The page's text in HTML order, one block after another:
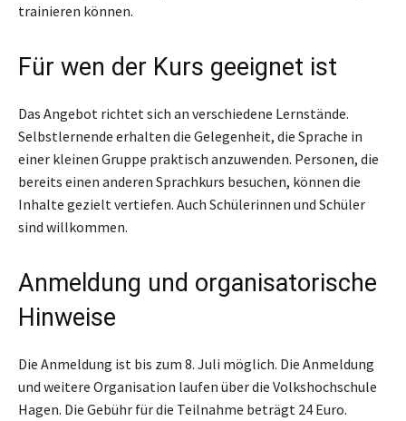
trainieren können.
Für wen der Kurs geeignet ist
Das Angebot richtet sich an verschiedene Lernstände.
Selbstlernende erhalten die Gelegenheit, die Sprache in
einer kleinen Gruppe praktisch anzuwenden. Personen, die
bereits einen anderen Sprachkurs besuchen, können die
Inhalte gezielt vertiefen. Auch Schülerinnen und Schüler
sind willkommen.
Anmeldung und organisatorische
Hinweise
Die Anmeldung ist bis zum 8. Juli möglich. Die Anmeldung
und weitere Organisation laufen über die Volkshochschule
Hagen. Die Gebühr für die Teilnahme beträgt 24 Euro.